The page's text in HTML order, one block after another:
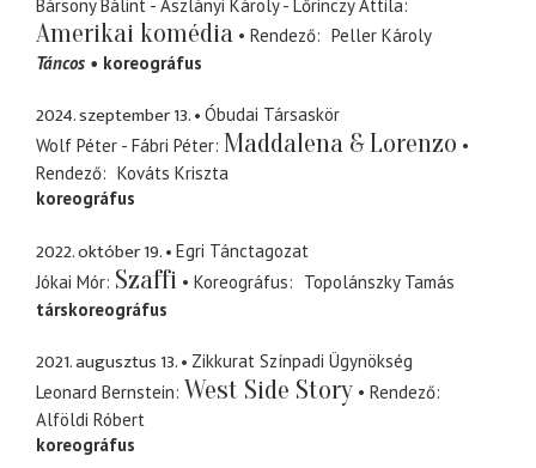
Bársony Bálint - Aszlányi Károly - Lőrinczy Attila
Amerikai komédia Rendező
Peller Károly
Táncos
koreográfus
2024. szeptember 13.
Óbudai Társaskör
Wolf Péter - Fábri Péter Maddalena & Lorenzo
Rendező
Kováts Kriszta
koreográfus
2022. október 19.
Egri Tánctagozat
Jókai Mór Szaffi Koreográfus
Topolánszky Tamás
társkoreográfus
2021. augusztus 13.
Zikkurat Színpadi Ügynökség
Leonard Bernstein West Side Story
Rendező
Alföldi Róbert
koreográfus